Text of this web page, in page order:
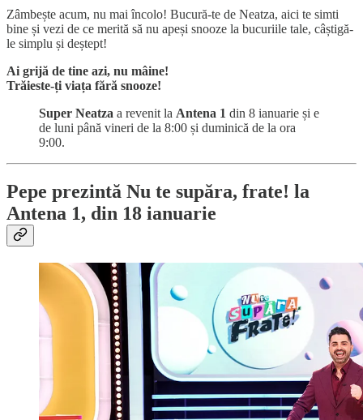
Zâmbește acum, nu mai încolo! Bucură-te de Neatza, aici te simti
bine și vezi de ce merită să nu apeși snooze la bucuriile tale, câștigă-
le simplu și deștept!
Ai grijă de tine azi, nu mâine!
Trăieste-ți viața fără snooze!
Super Neatza a revenit la Antena 1 din 8 ianuarie și e
de luni până vineri de la 8:00 și duminică de la ora
9:00.
Pepe prezintă Nu te supăra, frate! la
Antena 1, din 18 ianuarie